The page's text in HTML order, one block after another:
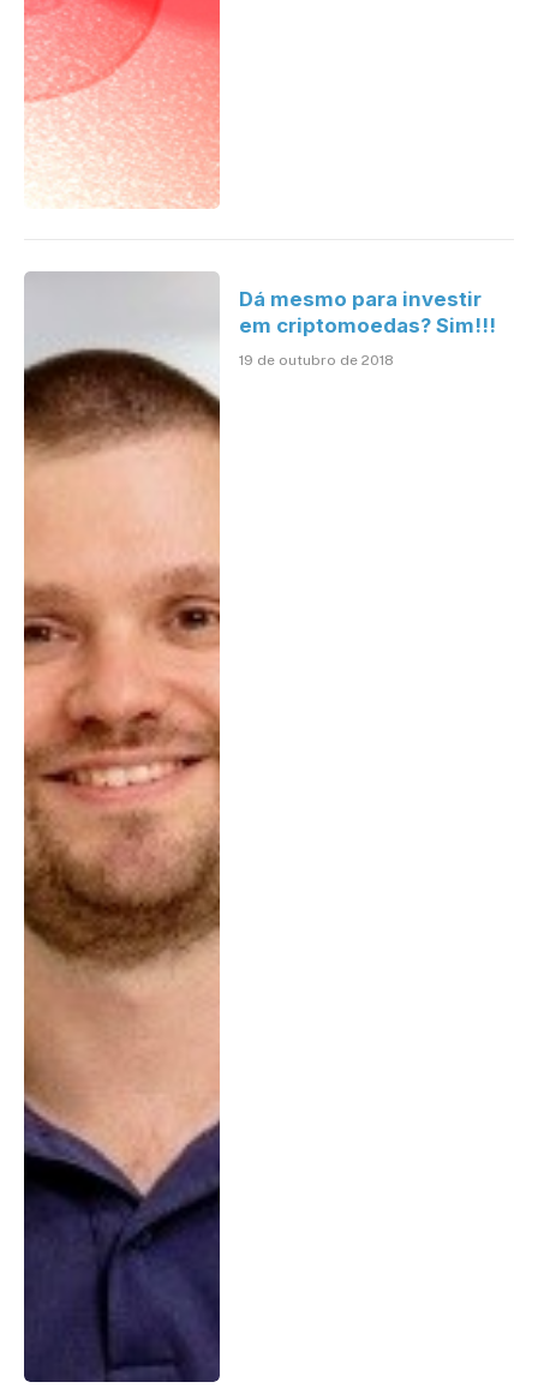
Dá mesmo para investir
em criptomoedas? Sim!!!
19 de outubro de 2018